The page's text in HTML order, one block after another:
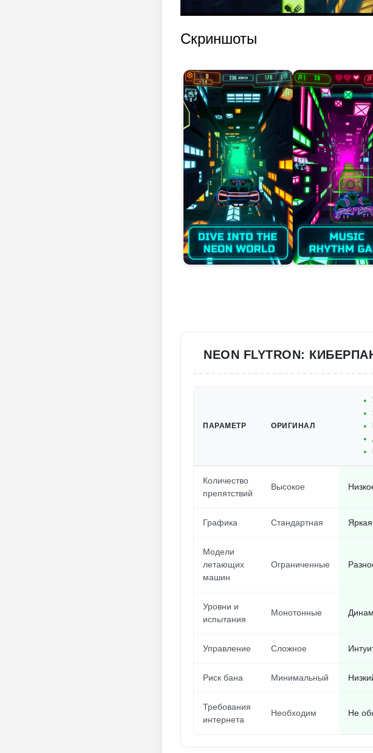
Скриншоты
NEON FLYTRON:
ПАРАМЕТР ОРИГИНАЛ
Количество
препятствий
Высокое
Графика Стандартная
Модели
летающих
машин
Ограниченные
Уровни и
испытания
Монотонные
Управление Сложное
Риск бана Минимальный
Требования
интернета
Необходим Не